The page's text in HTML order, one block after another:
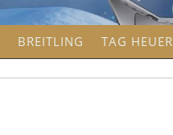
BREITLING TAG HEUER